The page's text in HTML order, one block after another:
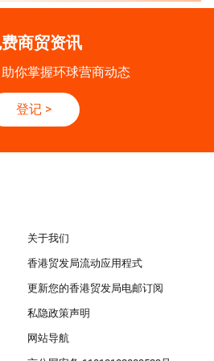
商贸资讯
你掌握环球营商动态
登记 >
关于我们
香港贸发局流动应用程式
更新您的香港贸发局电邮订阅
私隐政策声明
网站导航